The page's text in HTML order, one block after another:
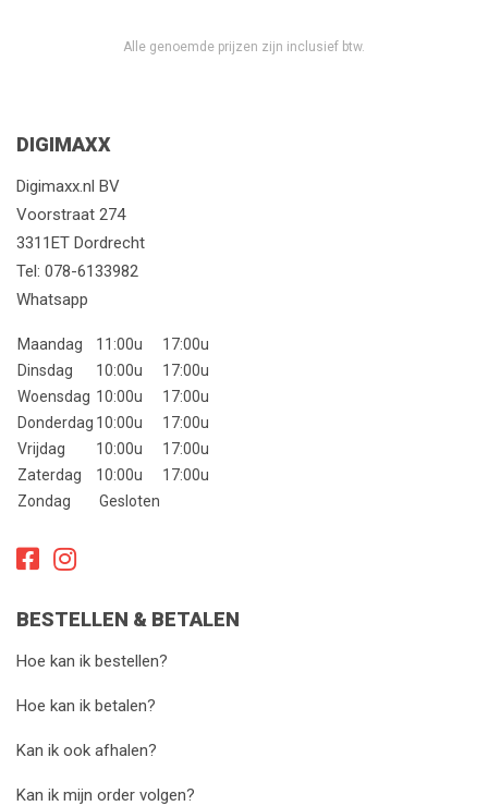
Alle genoemde prijzen zijn inclusief btw.
DIGIMAXX
Digimaxx.nl BV
Voorstraat 274
3311ET Dordrecht
Tel: 078-6133982
Whatsapp
Maandag 11:00u
17:00u
Dinsdag
10:00u
17:00u
Woensdag 10:00u
17:00u
Donderdag 10:00u
17:00u
Vrijdag
10:00u
17:00u
Zaterdag
10:00u
17:00u
Zondag
Gesloten
BESTELLEN & BETALEN
Hoe kan ik bestellen?
Hoe kan ik betalen?
Kan ik ook afhalen?
Kan ik mijn order volgen?